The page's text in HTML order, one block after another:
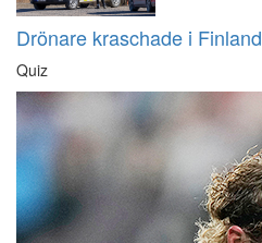
Drönare kraschade i Finland
Quiz